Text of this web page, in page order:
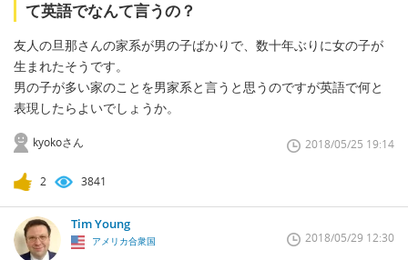
て英語でなんて言うの？
友人の旦那さんの家系が男の子ばかりで、数十年ぶりに女の子が
生まれたそうです。
男の子が多い家のことを男家系と言うと思うのですが英語で何と
表現したらよいでしょうか。
kyokoさん 2018/05/25 19:14
2 3841
Tim Young
アメリカ合衆国 2018/05/29 12:30